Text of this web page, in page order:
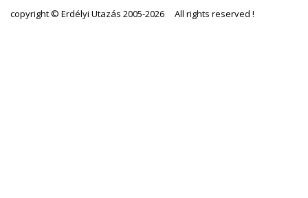
copyright © Erdélyi Utazás 2005-2026 All rights reserved !